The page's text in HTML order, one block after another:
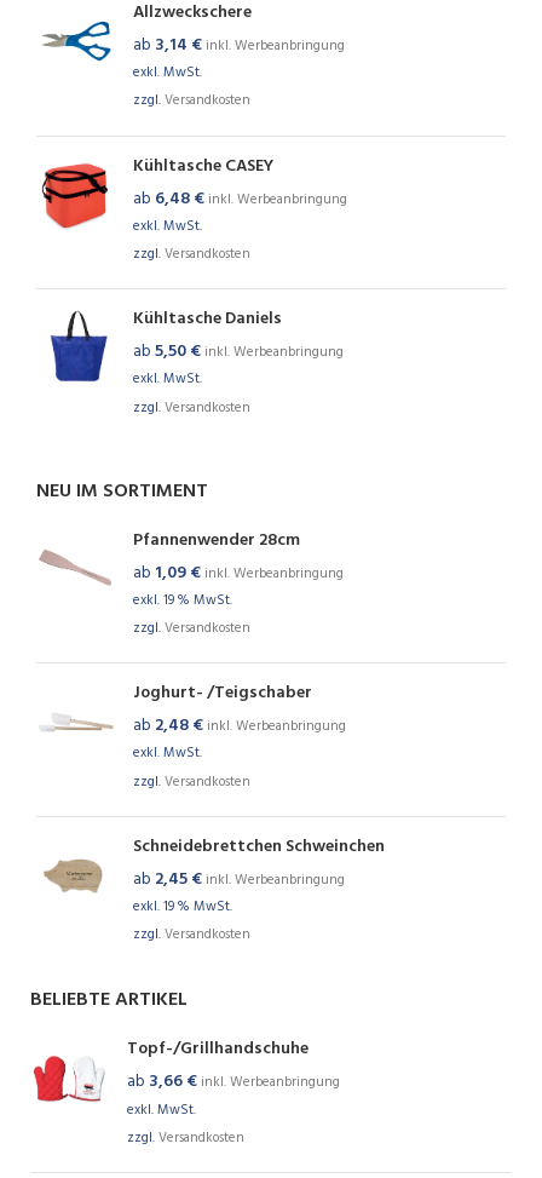
Allzweckschere
ab 3,14 € inkl. Werbeanbringung
exkl. MwSt.
zzgl.Versandkosten
Kühltasche CASEY
ab 6,48€ inkl. Werbeanbringung
exkl. MwSt.
zzgl.Versandkosten
Kühltasche Daniels
ab5,50€ inkl. Werbeanbringung
exkl. MwSt.
zzgl.Versandkosten
NEU IM SORTIMENT
Pfannenwender 28cm
ab 1,09€ inkl. Werbeanbringung
exkl. 19 % MwSt.
zzgl.Versandkosten
Joghurt- /Teigschaber
ab 2,48€ inkl. Werbeanbringung
exkl. MwSt.
zzgl.Versandkosten
Schneidebrettchen Schweinchen
ab 2,45€ inkl. Werbeanbringung
exkl. 19 % MwSt.
zzgl.Versandkosten
BELIEBTE ARTIKEL
Topf-/Grillhandschuhe
ab 3,66€ inkl. Werbeanbringung
exkl. MwSt.
zzgl.Versandkosten